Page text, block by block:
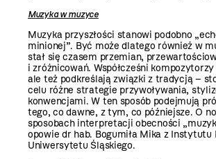
Muzyka w muzyce
Muzyka przyszłości stanowi podobno
minionej”. Być może dlatego również w
stał się czasem przemian,
i zróżnicowań. Współcześni
ale też podkreślają związki z tradycją –
celu różne strategie przywoływania,
konwencjami. W ten sposób podejmują
tego, co dawne, z tym, co późniejsze. O
sposobach interpretacji obecności
opowie dr hab. Bogumiła Mika z Instytutu
Uniwersytetu Śląskiego.